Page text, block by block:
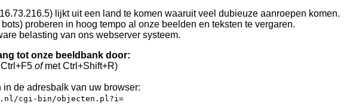
lijkt uit een land te komen waaruit veel dubieuze aanroepen komen.
proberen in hoog tempo al onze beelden en teksten te vergaren.
belasting van ons webserver systeem.
tot onze beeldbank door:
ofmet Ctrl+Shift+R)
de adresbalk van uw browser:
cgi-bin/objecten.pl?i=